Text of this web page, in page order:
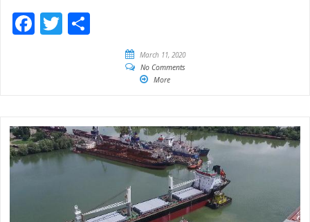
Facebook
Twitter
March 11, 2020
No Comments
More